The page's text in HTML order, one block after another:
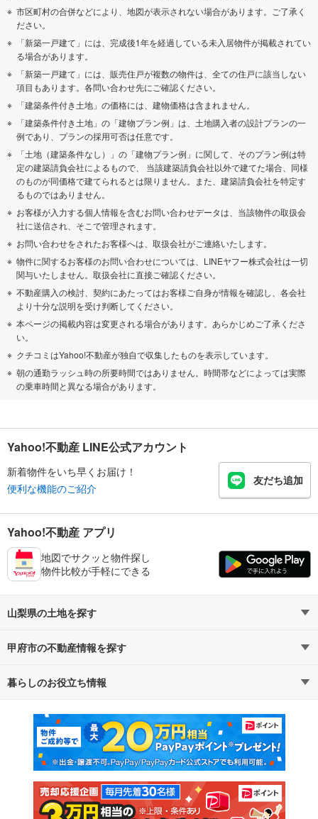
市区町村の合併などにより、地図が表示されない場合があります。ご了承く
ださい。
「新築一戸建て」には、完成後1年を経過している未入居物件が掲載されてい
る場合があります。
「新築一戸建て」には、販売住戸が複数の物件は、全ての住戸に該当しない
項目もあります。各問い合わせ先にご確認ください。
「建築条件付き土地」の価格には、建物価格は含まれません。
「建築条件付き土地」の「建物プラン例」は、土地購入者の設計プランの一
例であり、プランの採用可否は任意です。
「土地（建築条件なし）」の「建物プラン例」に関して、そのプラン例は特
定の建築請負会社によるもので、 当該建築請負会社以外で建てた場合、同様
のものが同価格で建てられるとは限りません。また、建築請負会社を特定す
るものではありません。
お客様が入力する個人情報を含むお問い合わせデータは、当該物件の取扱会
社に送信され、そこで管理されます。
お問い合わせをされたお客様へは、取扱会社がご連絡いたします。
物件に関するお客様のお問い合わせについては、LINEヤフー株式会社は一切
関与いたしません。取扱会社に直接ご確認ください。
不動産購入の検討、契約にあたってはお客様ご自身が情報を確認し、各会社
より十分な説明を受け判断してください。
本ページの掲載内容は変更される場合があります。あらかじめご了承くださ
い。
クチコミはYahoo!不動産が独自で収集したものを表示しています。
朝の通勤ラッシュ時の所要時間ではありません。時間帯などによっては実際
の乗車時間と異なる場合があります。
Yahoo!不動産 LINE公式アカウント
新着物件をいち早くお届け！
便利な機能のご紹介
友だち追加
Yahoo!不動産 アプリ
地図でサクッと物件探し
物件比較が手軽にできる
山梨県の土地を探す
路線・駅から探す
通勤・通学時間から探す
甲府市の不動産情報を探す
不動産・住宅
新築マンション 中古マンション
新築一戸建て 中古一戸建て
注文住宅 土地
暮らしのお役立ち情報
マンションカタログ 教えて！住まいの先生